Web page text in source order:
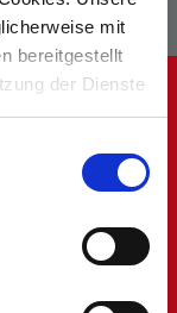
mit
bereitgestellt
der Dienste